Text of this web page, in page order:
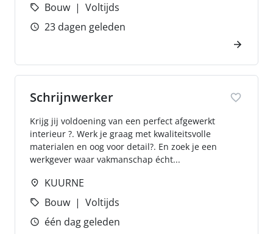
Bouw
Voltijds
23 dagen geleden
Schrijnwerker
Krijg jij voldoening van een perfect afgewerkt
interieur ?. Werk je graag met kwaliteitsvolle
materialen en oog voor detail?. En zoek je een
werkgever waar vakmanschap écht...
KUURNE
Bouw
Voltijds
één dag geleden